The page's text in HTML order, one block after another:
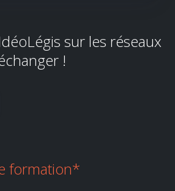
sur les réseaux
!
formation*